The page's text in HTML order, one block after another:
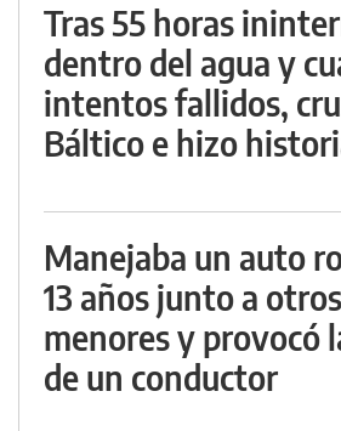
Tras 55 horas
dentro del agua y
intentos fallidos,
Báltico e hizo
Manejaba un auto
13 años junto a
menores y provocó
de un conductor